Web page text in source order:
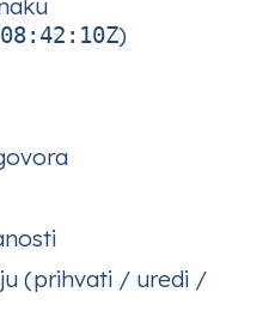
)
(prihvati / uredi /